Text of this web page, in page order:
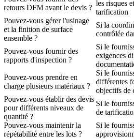
retours DFM avant le devis ?
les risques
tarification
Pouvez-vous gérer l'usinage
et la finition de surface
ensemble ?
Si la
contrôlée
Pouvez-vous fournir des
rapports d'inspection ?
Si le
exigences
Pouvez-vous prendre en
charge plusieurs matériaux ?
Si le
différentes
objectifs de
Pouvez-vous établir des devis
pour différents niveaux de
quantité ?
Si le
de
Pouvez-vous maintenir la
répétabilité entre les lots ?
Si le